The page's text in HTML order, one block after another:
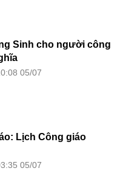
Sinh cho người công
05/07
Lịch Công giáo
05/07